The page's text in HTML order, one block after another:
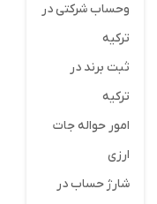
وحساب شرکتی در
ترکیه
ثبت برند در
ترکیه
امور حواله جات
ارزی
شارژ حساب در